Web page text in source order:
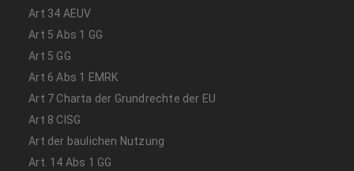
Art 34 AEUV
Art 5 Abs 1 GG
Art 5 GG
Art 6 Abs 1 EMRK
Art 7 Charta der Grundrechte der EU
Art 8 CISG
Art der baulichen Nutzung
Art. 14 Abs 1 GG